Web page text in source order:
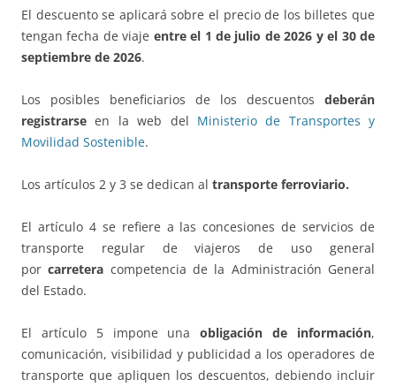
El descuento se aplicará sobre el precio de los billetes que
tengan fecha de viaje entre el 1 de julio de 2026 y el 30 de
septiembre de 2026.
Los posibles beneficiarios de los descuentos deberán
registrarseen la web del Ministerio de Transportes y
Movilidad Sostenible.
Los artículos 2 y 3 se dedican al transporte ferroviario.
El artículo 4 se refiere a las concesiones de servicios de
transporte regular de viajeros de uso general
porcarretera competencia de la Administración General
del Estado.
El artículo 5 impone unaobligación de información,
comunicación, visibilidad y publicidad a los operadores de
transporte que apliquen los descuentos, debiendo incluir